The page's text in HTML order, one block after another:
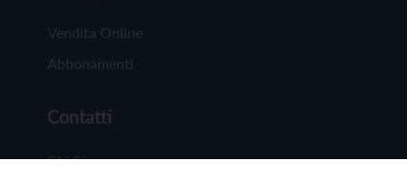
Vendita Online
Abbonamenti
Contatti
Chi Siamo